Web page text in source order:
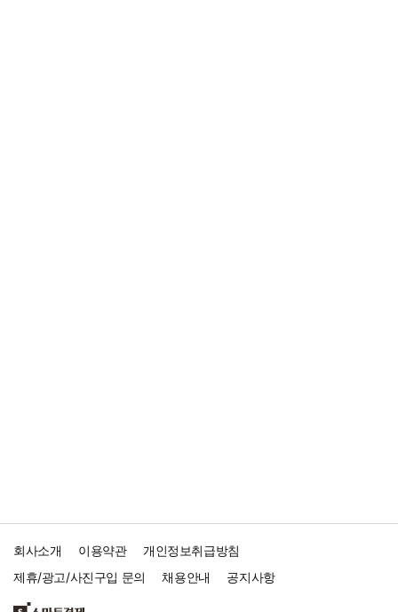
회사소개 이용약관
개인정보취급방침
제휴/광고/사진구입 문의
채용안내 공지사항